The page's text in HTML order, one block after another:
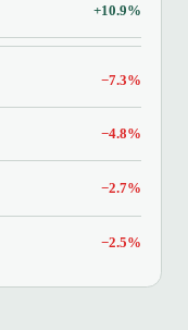
+10.9%
−7.3%
−4.8%
−2.7%
−2.5%